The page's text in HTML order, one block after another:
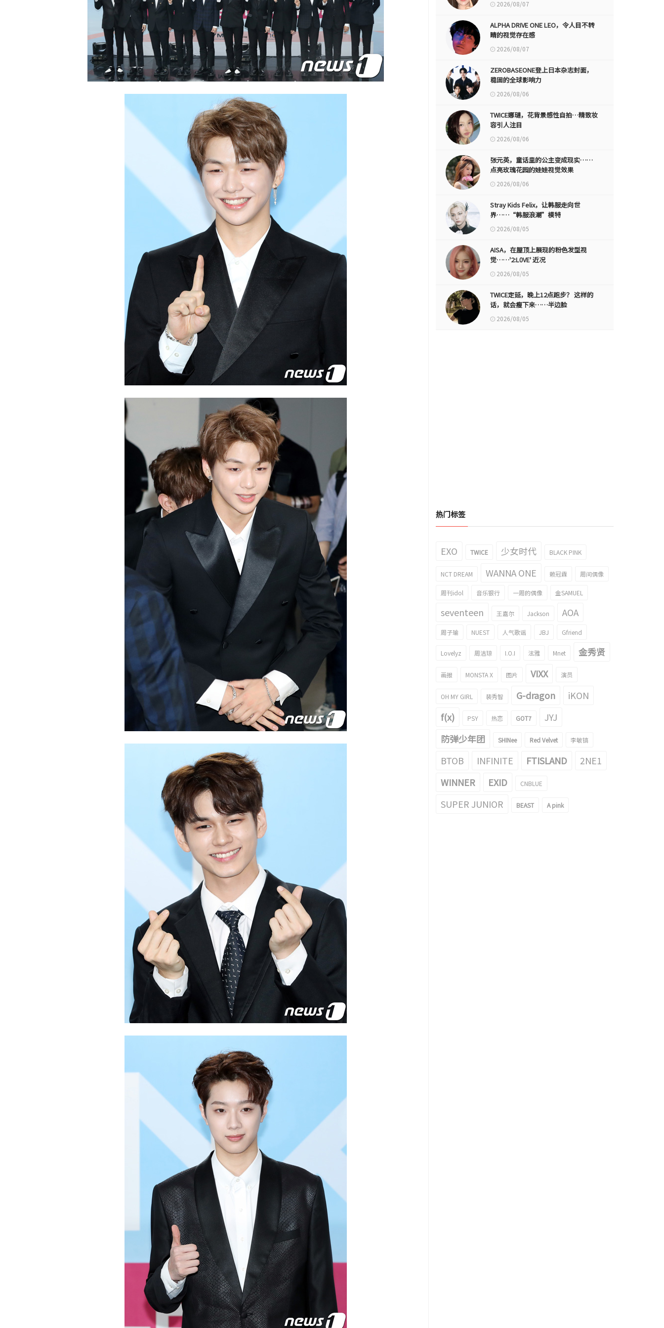
2026/08/07
ALPHA DRIVE ONE LEO，令人目不转
睛的视觉存在感
2026/08/07
ZEROBASEONE登上日本杂志封面，
稳固的全球影响力
2026/08/06
TWICE娜璉，花背景感性自拍…精致妆
容引人注目
2026/08/06
张元英，童话里的公主变成现实……
点亮玫瑰花园的娃娃视觉效果
2026/08/06
Stray Kids Felix，让韩服走向世
界……“韩服浪潮”模特
2026/08/05
AISA，在屋顶上展现的粉色发型视
觉……'2:L0VE' 近况
2026/08/05
TWICE定延，晚上12点跑步？ 这样的
话，就会瘦下来……半边脸
2026/08/05
热门标签
EXO TWICE 少女时代 BLACK PINK
NCT DREAM WANNA ONE 赖冠霖 周间偶像
周刊idol 音乐银行 一周的偶像 金SAMUEL
seventeen 王嘉尔 Jackson AOA
周子瑜 NUEST 人气歌谣 JBJ Gfriend
Lovelyz 周洁琼 I.O.I 泫雅 Mnet 金秀贤
画报 MONSTA X 图片 VIXX 演员
OH MY GIRL 裴秀智 G-dragon
iKON
f(x)
PSY 热恋 GOT7
JYJ
防弹少年团
SHINee Red Velvet 李敏镐
BTOB INFINITE FTISLAND
2NE1
WINNER
EXID CNBLUE
SUPER JUNIOR BEAST A pink